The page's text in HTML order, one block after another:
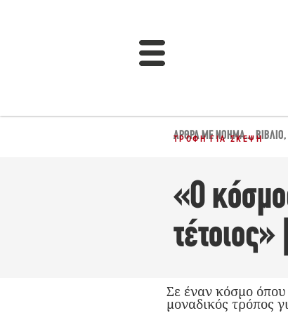
ΆΡΘΡΑ ΜΕ ΝΌΗΜΑ...,ΒΙΒΛΊΟ,
ΤΡΟΦΉ ΓΙΑ ΣΚΈΨΗ
«Ο
Σε έναν κόσμο
μοναδικός τρόπος